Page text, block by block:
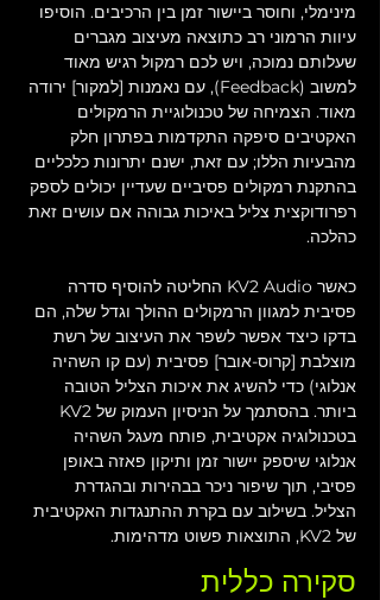
מינימלי, וחוסר ביישור זמן בין הרכיבים. הוסיפו
עיוות הרמוני רב כתוצאה מעיצוב מגברים
שעלותם נמוכה, ויש לכם רמקול רגיש מאוד
למשוב (Feedback), עם נאמנות [למקור] ירודה
מאוד. הצמיחה של טכנולוגיית הרמקולים
האקטיבים סיפקה התקדמות בפתרון חלק
מהבעיות הללו; עם זאת, ישנם יתרונות כלכליים
בהתקנת רמקולים פסיביים שעדיין יכולים לספק
רפרודוקצית צליל באיכות גבוהה אם עושים זאת
כהלכה.
כאשר KV2 Audio החליטה להוסיף סדרה
פסיבית למגוון הרמקולים ההולך וגדל שלה, הם
בדקו כיצד אפשר לשפר את העיצוב של רשת
מוצלבת [קרוס-אובר] פסיבית (עם קו השהיה
אנלוגי) כדי להשיג את איכות הצליל הטובה
בטכנולוגיה אקטיבית, פותח מעגל השהיה
אנלוגי שיספק יישור זמן ותיקון פאזה באופן
פסיבי, תוך שיפור ניכר בבהירות ובהגדרת
הצליל. בשילוב עם בקרת ההתנגדות האקטיבית
של KV2, התוצאות פשוט מדהימות.
סקירה כללית